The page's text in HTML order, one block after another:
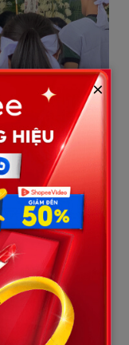
đăng tải lời tiễn biệt
ngủi nhưng sẽ
Nhập Ngũ vô cùng
×